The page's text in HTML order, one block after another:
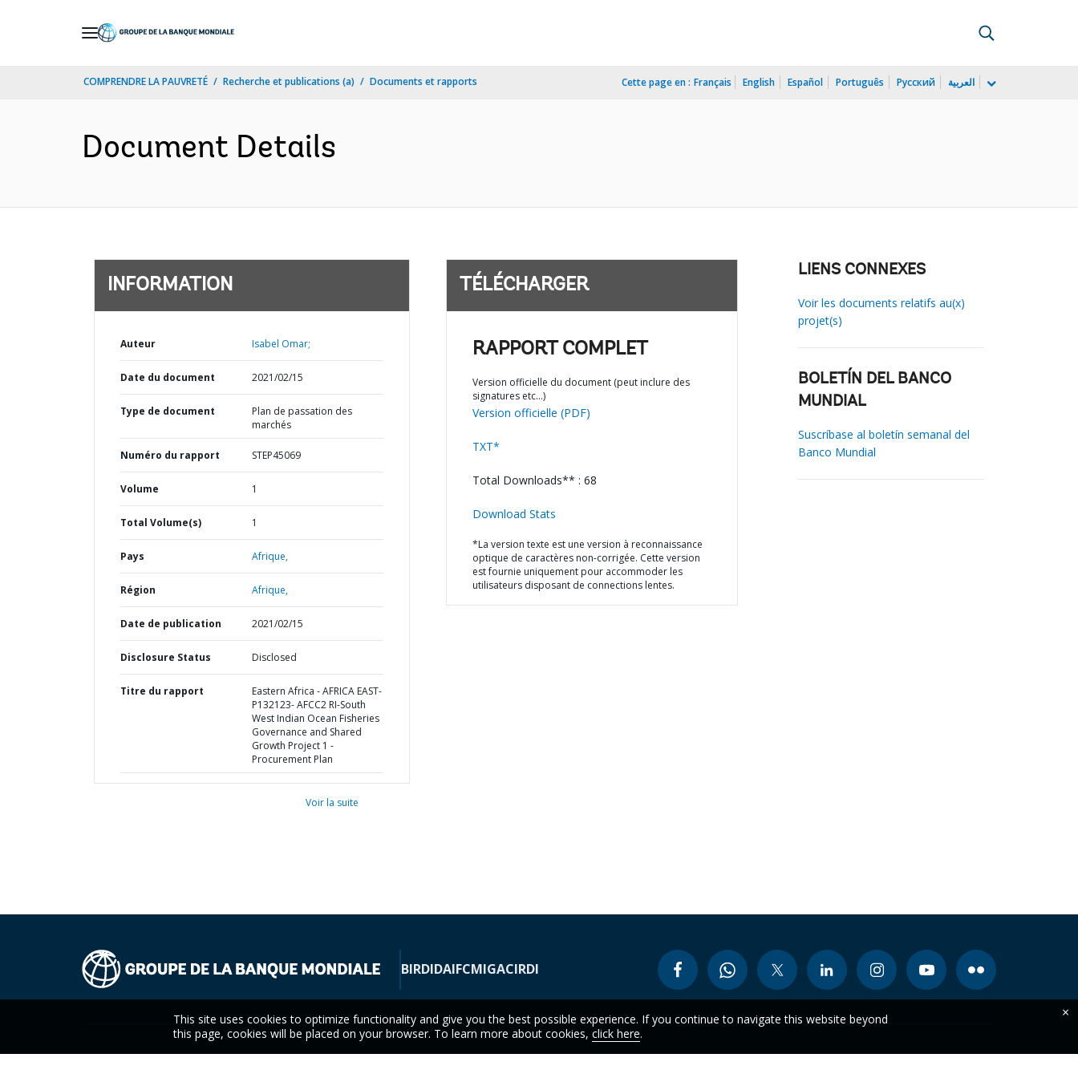
COMPRENDRE LA PAUVRETÉ Recherche et publications (a) Documents et rapports Cette page en : Français English Español Português Русский العربية
Document Details
INFORMATION
Auteur Isabel Omar;
Date du document 2021/02/15
Type de document
Plan de passation des
marchés
Numéro du rapport STEP45069
Volume 1
Total Volume(s) 1
Pays Afrique,
Région Afrique,
Date de publication 2021/02/15
Disclosure Status Disclosed
Titre du rapport
Eastern Africa - AFRICA EAST-
P132123- AFCC2 RI-South
West Indian Ocean Fisheries
Governance and Shared
Growth Project 1 -
Procurement Plan
Voir la suite
TÉLÉCHARGER
RAPPORT COMPLET
Version officielle du document (peut inclure des
signatures etc…)
Version officielle (PDF)
TXT*
Total Downloads** : 68
Download Stats
*La version texte est une version à reconnaissance
optique de caractères non-corrigée. Cette version
est fournie uniquement pour accommoder les
utilisateurs disposant de connections lentes.
LIENS CONNEXES
Voir les documents relatifs au(x)
projet(s)
BOLETÍN DEL BANCO
MUNDIAL
Suscríbase al boletín semanal del
Banco Mundial
BIRDIDAIFCMIGACIRDI
This site uses cookies to optimize functionality and give you the best possible experience. If you continue to navigate this website beyond
this page, cookies will be placed on your browser. To learn more about cookies, click here.
×